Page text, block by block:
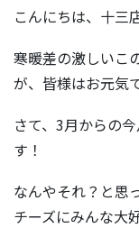
こんにちは、十三
寒暖差の激しいこ
が、皆様はお元気
さて、3月からの
す！
なんやそれ？と思
チーズにみんな